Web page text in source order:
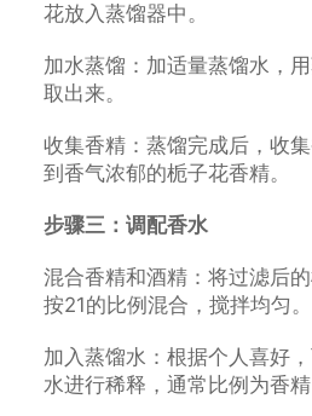
花放入蒸馏器中。
加水蒸馏：加适量蒸馏水，
取出来。
收集香精：蒸馏完成后，收
到香气浓郁的栀子花香精。
步骤三：调配香水
混合香精和酒精：将过滤后
按21的比例混合，搅拌均匀。
加入蒸馏水：根据个人喜好
水进行稀释，通常比例为香精